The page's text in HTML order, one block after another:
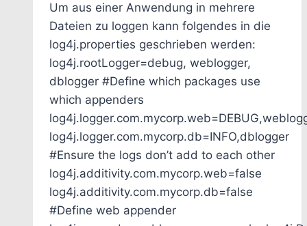
Um aus einer Anwendung in mehrere
Dateien zu loggen kann folgendes in die
log4j.properties geschrieben werden:
log4j.rootLogger=debug, weblogger,
dblogger #Define which packages use
which appenders
log4j.logger.com.mycorp.db=INFO,dblogger
#Ensure the logs don’t add to each other
log4j.additivity.com.mycorp.web=false
log4j.additivity.com.mycorp.db=false
#Define web appender